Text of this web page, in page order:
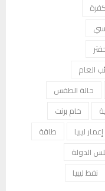
العام
حالة الطقس
خام برنت
ليبيا
طاقة
الدولة
نفط ليبيا